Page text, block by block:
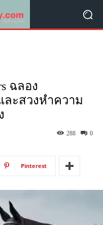
ฉลอง
ะสวงหำความ
0
288
Pinterest